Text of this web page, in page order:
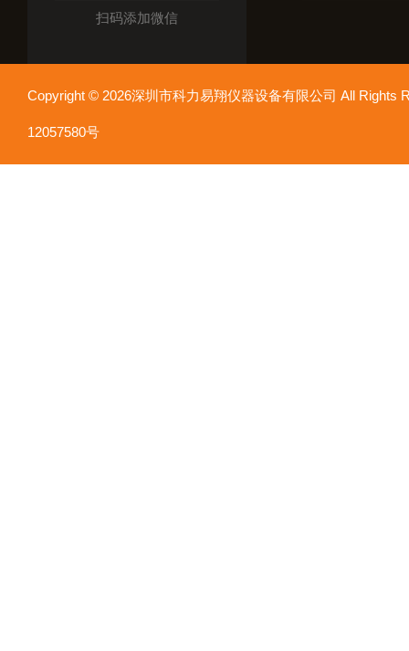
扫码添加微信
Copyright © 2026深圳市科力易翔仪器设备有限公司 All
12057580号